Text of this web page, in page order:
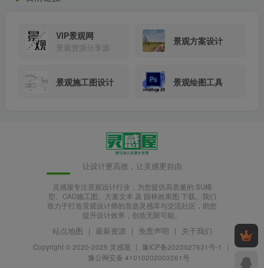
VIP景观网
景观资源分享源
景观方案设计
景观施工图设计 景观绘图工具
让设计更高效，让灵感更自由
灵感屋专注景观设计行业，为您提供高质量的 SU模
型、CAD施工图、方案文本 及 园林效果图 下载。我们
致力于打造景观设计师的首选灵感库与交流社区，助您
提升设计效率，创造无限可能。
站点地图 | 最新资源 | 免责声明 | 关于我们
Copyright © 2020-2025 灵感屋 | 豫ICP备2023027631号-1
|
豫公网安备 41010202003261号